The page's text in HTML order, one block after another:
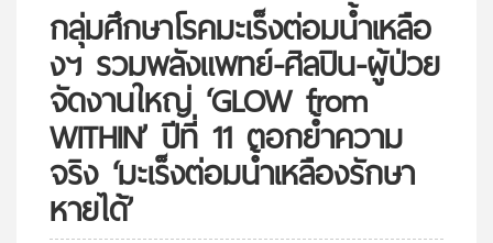
กลุ่มศึกษาโรคมะเร็งต่อมน้ำเหลือ
งฯ รวมพลังแพทย์-ศิลปิน-ผู้ป่วย
จัดงานใหญ่ ‘GLOW from
WITHIN’ ปีที่ 11 ตอกย้ำความ
จริง ‘มะเร็งต่อมน้ำเหลืองรักษา
หายได้’